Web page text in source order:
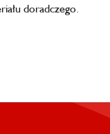
doradczego.